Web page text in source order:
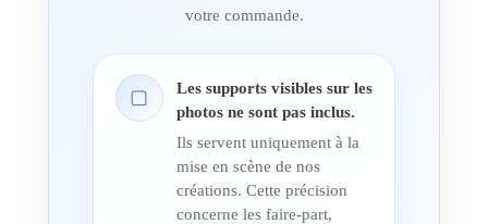
votre commande.
▢
Les supports visibles sur les
photos ne sont pas inclus.
Ils servent uniquement à la
mise en scène de nos
créations. Cette précision
concerne les faire-part,